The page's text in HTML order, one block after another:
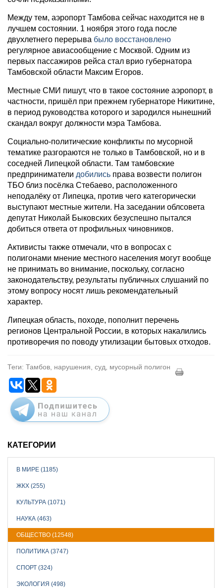
Между тем, аэропорт Тамбова сейчас находится не в
лучшем состоянии. 1 ноября этого года после
двухлетнего перерыва было восстановлено
регулярное авиасообщение с Москвой. Одним из
первых пассажиров рейса стал врио губернатора
Тамбовской области Максим Егоров.
Местные СМИ пишут, что в такое состояние аэропорт, в
частности, пришёл при прежнем губернаторе Никитине,
в период руководства которого и зародился нынешний
скандал вокруг должности мэра Тамбова.
Социально-политические конфликты по мусорной
тематике разгораются не только в Тамбовской, но и в
соседней Липецкой области. Там тамбовские
предприниматели добились права возвести полигон
ТБО близ посёлка Стебаево, расположенного
неподалёку от Липецка, против чего категорически
выступают местные жители. На заседании облсовета
депутат Николай Быковских безуспешно пытался
добиться ответа от профильных чиновников.
Активисты также отмечали, что в вопросах с
полигонами мнение местного населения могут вообще
не принимать во внимание, поскольку, согласно
законодательству, результаты публичных слушаний по
этому вопросу носят лишь рекомендательный
характер.
Липецкая область, походе, пополнит перечень
регионов Центральной России, в которых накалились
противоречия по поводу утилизации бытовых отходов.
Теги: Тамбов, нарушения, суд, мусорный полигон
КАТЕГОРИИ
В МИРЕ (1185)
ЖКХ (255)
КУЛЬТУРА (1071)
НАУКА (463)
ОБЩЕСТВО (12548)
ПОЛИТИКА (3747)
СПОРТ (324)
ЭКОЛОГИЯ (498)